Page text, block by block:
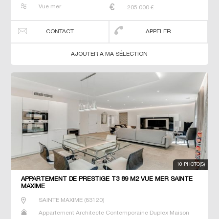
T5 T6 Terrain Terrain constructible Villa
Vue mer 205 000 €
CONTACT APPELER
AJOUTER A MA SÉLECTION
10 PHOTO(S)
APPARTEMENT DE PRESTIGE T3 89 M2 VUE MER SAINTE
MAXIME
SAINTE MAXIME(83120)
Appartement Architecte Contemporaine Duplex Maison